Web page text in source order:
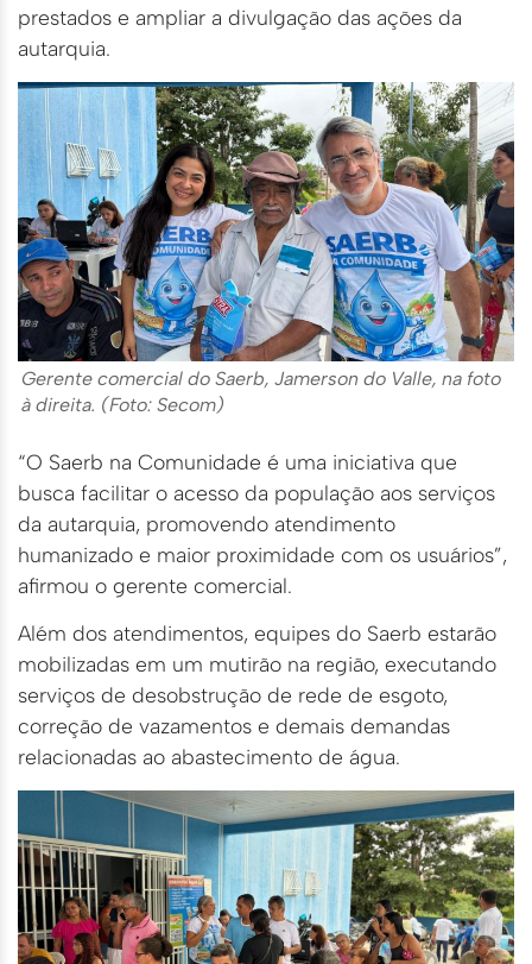
prestados e ampliar a divulgação das ações da
autarquia.
Gerente comercial do Saerb, Jamerson do Valle, na foto
à direita. (Foto: Secom)
“O Saerb na Comunidade é uma iniciativa que
busca facilitar o acesso da população aos serviços
da autarquia, promovendo atendimento
humanizado e maior proximidade com os usuários”,
afirmou o gerente comercial.
Além dos atendimentos, equipes do Saerb estarão
mobilizadas em um mutirão na região, executando
serviços de desobstrução de rede de esgoto,
correção de vazamentos e demais demandas
relacionadas ao abastecimento de água.